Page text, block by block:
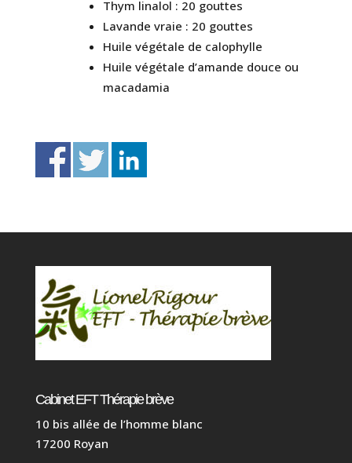
Thym linalol : 20 gouttes
Lavande vraie : 20 gouttes
Huile végétale de calophylle
Huile végétale d’amande douce ou
macadamia
Cabinet EFT Thérapie brève
10 bis allée de l’homme blanc
17200 Royan